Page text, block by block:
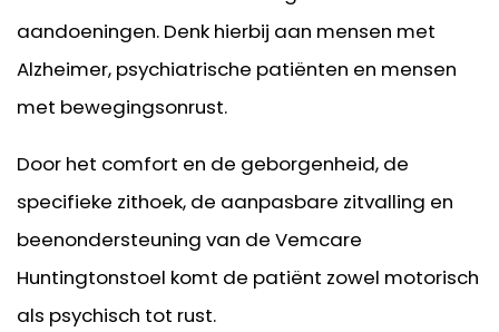
aandoeningen. Denk hierbij aan mensen met
Alzheimer, psychiatrische patiënten en mensen
met bewegingsonrust.
Door het comfort en de geborgenheid, de
specifieke zithoek, de aanpasbare zitvalling en
beenondersteuning van de Vemcare
Huntingtonstoel komt de patiënt zowel motorisch
als psychisch tot rust.